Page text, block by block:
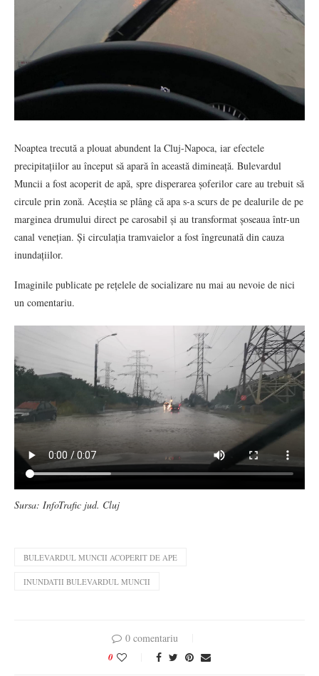
Noaptea trecută a plouat abundent la Cluj-Napoca, iar efectele
precipitațiilor au început să apară în această dimineață. Bulevardul
Muncii a fost acoperit de apă, spre disperarea șoferilor care au trebuit să
circule prin zonă. Aceștia se plâng că apa s-a scurs de pe dealurile de pe
marginea drumului direct pe carosabil și au transformat șoseaua într-un
canal venețian. Și circulația tramvaielor a fost îngreunată din cauza
inundațiilor.
Imaginile publicate pe rețelele de socializare nu mai au nevoie de nici
un comentariu.
Sursa: InfoTrafic jud. Cluj
BULEVARDUL MUNCII ACOPERIT DE APE
INUNDATII BULEVARDUL MUNCII
0 comentariu
0